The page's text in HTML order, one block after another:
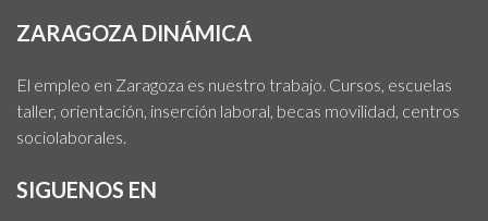
ZARAGOZA DINÁMICA
El empleo en Zaragoza es nuestro trabajo. Cursos, escuelas
taller, orientación, inserción laboral, becas movilidad, centros
sociolaborales.
SIGUENOS EN